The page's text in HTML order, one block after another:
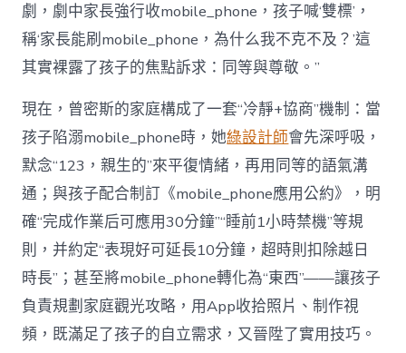
劇，劇中家長強行收mobile_phone，孩子喊‘雙標’，
稱‘家長能刷mobile_phone，為什么我不克不及？’這
其實裸露了孩子的焦點訴求：同等與尊敬。”
現在，曾密斯的家庭構成了一套“冷靜+協商”機制：當
孩子陷溺mobile_phone時，她綠設計師會先深呼吸，
默念“123，親生的”來平復情緒，再用同等的語氣溝
通；與孩子配合制訂《mobile_phone應用公約》，明
確“完成作業后可應用30分鐘”“睡前1小時禁機”等規
則，并約定“表現好可延長10分鐘，超時則扣除越日
時長”；甚至將mobile_phone轉化為“東西”——讓孩子
負責規劃家庭觀光攻略，用App收拾照片、制作視
頻，既滿足了孩子的自立需求，又晉陞了實用技巧。